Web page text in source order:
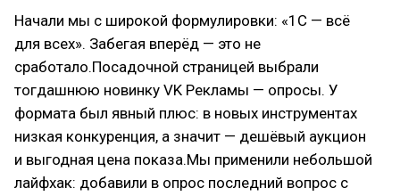
Начали мы с широкой формулировки: «1С — всё
для всех». Забегая вперёд — это не
сработало.Посадочной страницей выбрали
тогдашнюю новинку VK Рекламы — опросы. У
формата был явный плюс: в новых инструментах
низкая конкуренция, а значит — дешёвый аукцион
и выгодная цена показа.Мы применили небольшой
лайфхак: добавили в опрос последний вопрос с